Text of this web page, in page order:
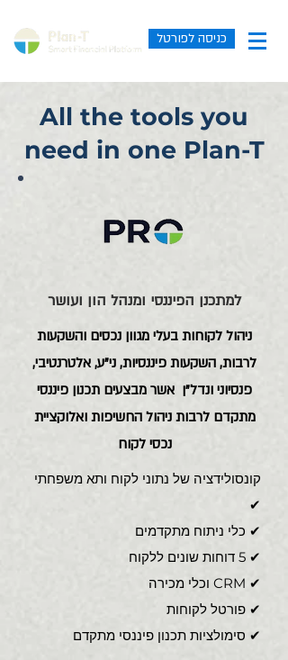
כניסה לפורטל
All the tools you
need in one Plan-T
למתכנן הפיננסי ומנהל הון ועושר
ניהול לקוחות בעלי מגוון נכסים והשקעות
לרבות, השקעות פיננסיות, ני"ע, אלטרנטיבי,
פנסיוני ונדל"ן אשר מבצעים תכנון פיננסי
מתקדם לרבות ניהול החשיפות ואלוקציית
נכסי לקוח
קונסולידציה של נתוני לקוח ותא משפחתי
✔
כלי ניתוח מתקדמים ✔
✔ 5 דוחות שונים ללקוח
✔ CRM וכלי מכירה
פורטל לקוחות ✔
סימולציות תכנון פיננסי מתקדם ✔